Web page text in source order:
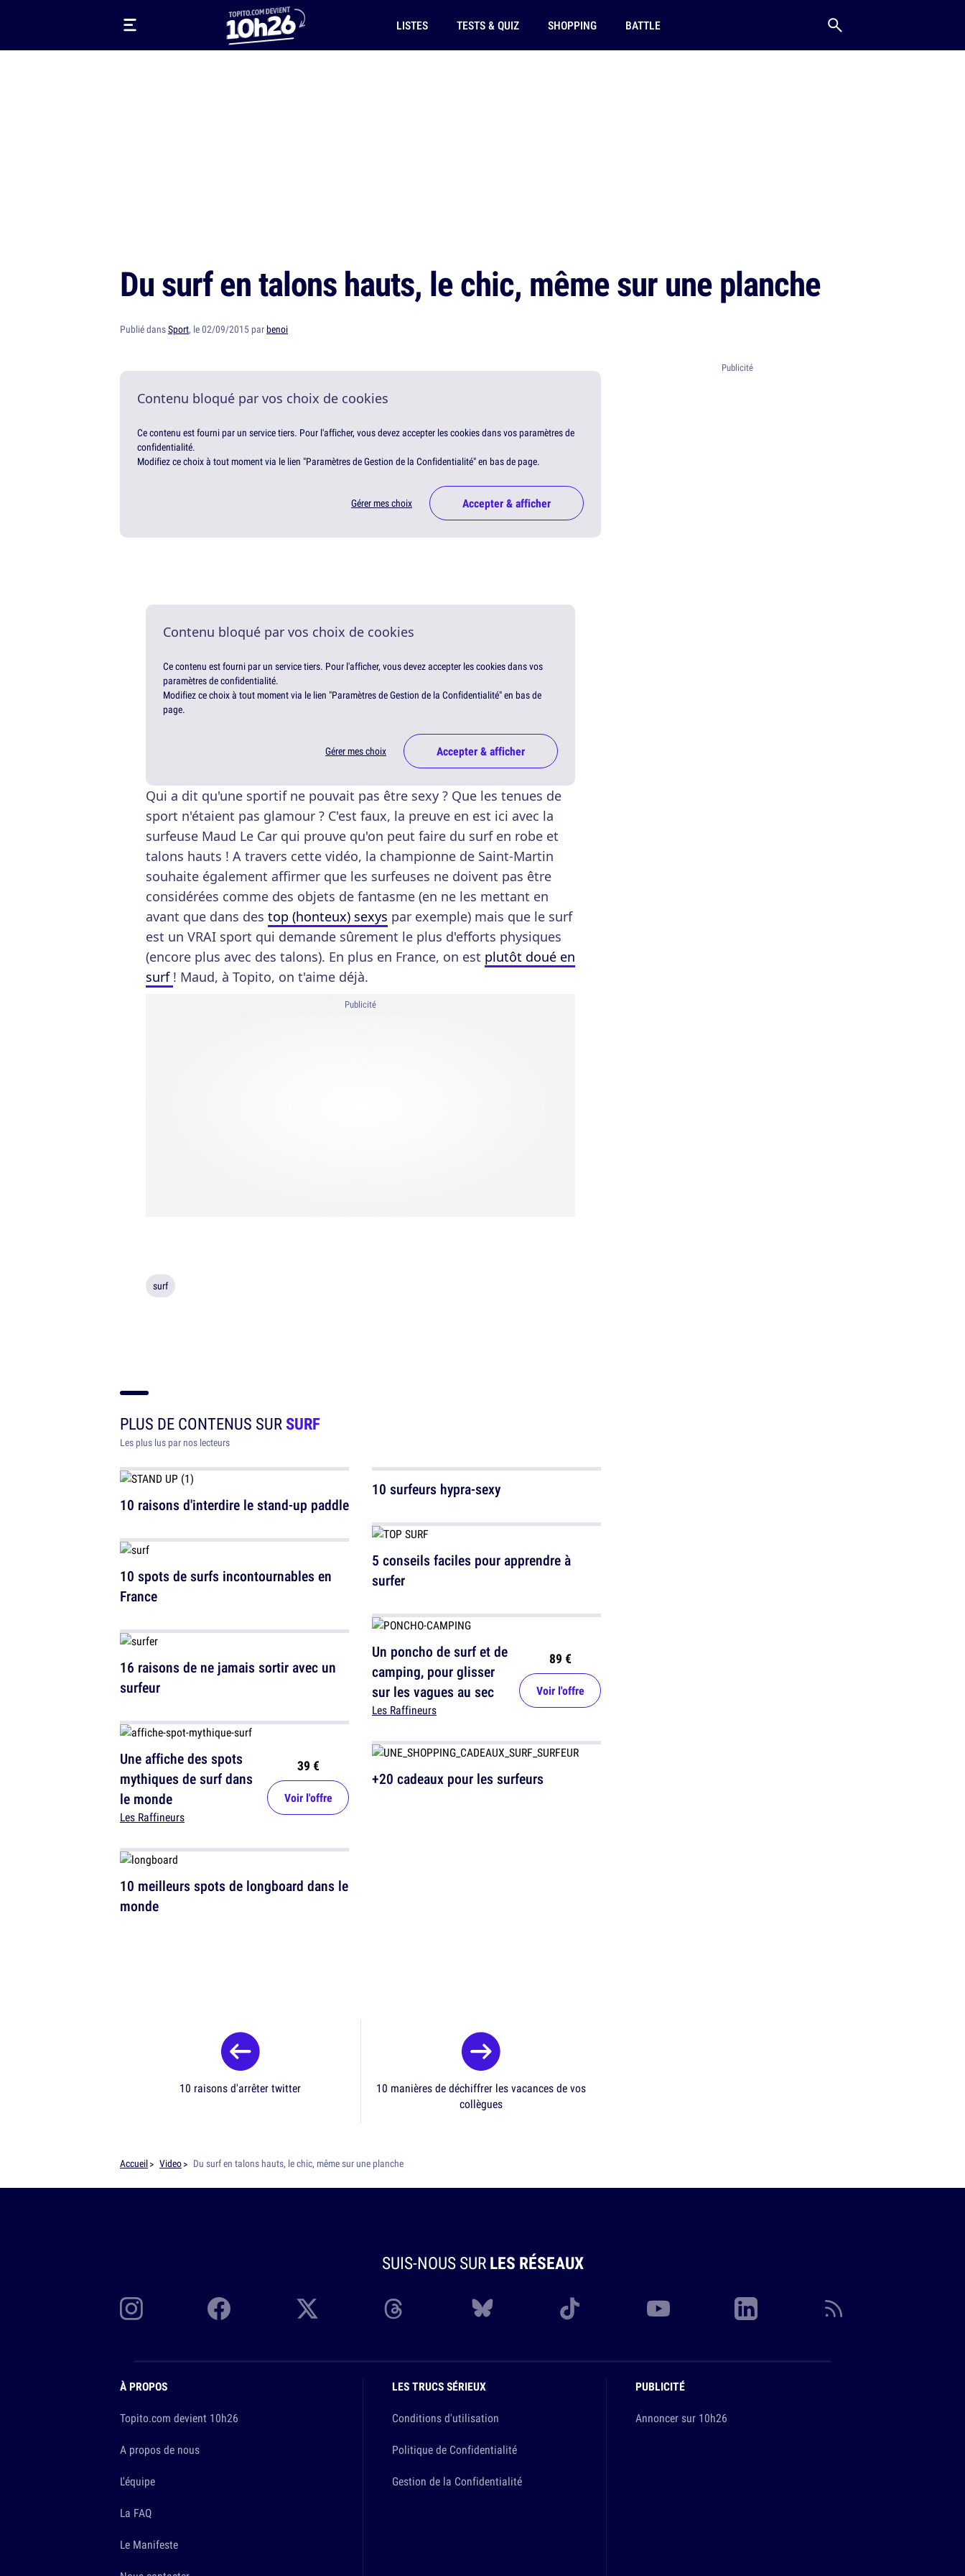
LISTES TESTS & QUIZ SHOPPING BATTLE
Du surf en talons hauts, le chic, même sur une planche
Publié dansSport, le 02/09/2015 parbenoi
Contenu bloqué par vos choix de cookies
Ce contenu est fourni par un service tiers. Pour l'afficher, vous devez accepter les cookies dans vos paramètres de
confidentialité.
Modifiez ce choix à tout moment via le lien "Paramètres de Gestion de la Confidentialité" en bas de page.
Gérer mes choix Accepter & afficher
Contenu bloqué par vos choix de cookies
Ce contenu est fourni par un service tiers. Pour l'afficher, vous devez accepter les cookies dans vos
paramètres de confidentialité.
Modifiez ce choix à tout moment via le lien "Paramètres de Gestion de la Confidentialité" en bas de
page.
Gérer mes choix Accepter & afficher
Qui a dit qu'une sportif ne pouvait pas être sexy ? Que les tenues de
sport n'étaient pas glamour ? C'est faux, la preuve en est ici avec la
surfeuse Maud Le Car qui prouve qu'on peut faire du surf en robe et
talons hauts ! A travers cette vidéo, la championne de Saint-Martin
souhaite également affirmer que les surfeuses ne doivent pas être
considérées comme des objets de fantasme (en ne les mettant en
avant que dans des top (honteux) sexys par exemple) mais que le surf
est un VRAI sport qui demande sûrement le plus d'efforts physiques
(encore plus avec des talons). En plus en France, on est plutôt doué en
surf ! Maud, à Topito, on t'aime déjà.
Publicité
surf
PLUS DE CONTENUS SURSURF
Les plus lus par nos lecteurs
10 raisons d'interdire le stand-up paddle
10 spots de surfs incontournables en
France
16 raisons de ne jamais sortir avec un
surfeur
Une affiche des spots
mythiques de surf dans
le monde
Les Raffineurs
39 €
Voir l'offre
10 meilleurs spots de longboard dans le
monde
10 surfeurs hypra-sexy
5 conseils faciles pour apprendre à
surfer
Un poncho de surf et de
camping, pour glisser
sur les vagues au sec
Les Raffineurs
89 €
Voir l'offre
+20 cadeaux pour les surfeurs
10 raisons d'arrêter twitter
10 manières de déchiffrer les vacances de vos
collègues
Accueil Video Du surf en talons hauts, le chic, même sur une planche
SUIS-NOUS SURLES RÉSEAUX
À PROPOS
Topito.com devient 10h26
A propos de nous
L'équipe
La FAQ
Le Manifeste
LES TRUCS SÉRIEUX
Conditions d'utilisation
Politique de Confidentialité
Gestion de la Confidentialité
PUBLICITÉ
Annoncer sur 10h26